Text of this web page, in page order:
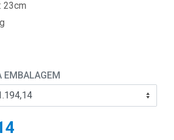
23cm
EMBALAGEM